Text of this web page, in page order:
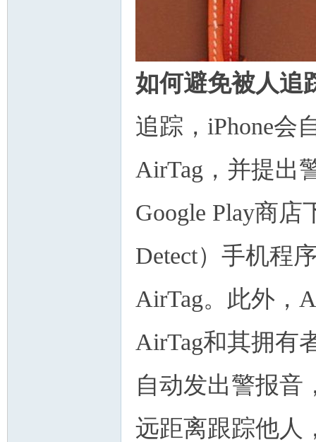
如何避免被人追
追踪，iPhone会
AirTag，并提出
Google Play商店
Detect）手机程
AirTag。此外，
AirTag和其拥有
自动发出警报音
远距离跟踪他人